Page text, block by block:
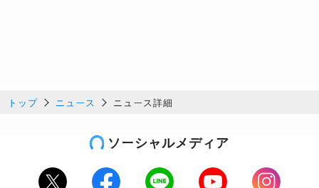
トップ ニュース ニュース詳細
ソーシャルメディア